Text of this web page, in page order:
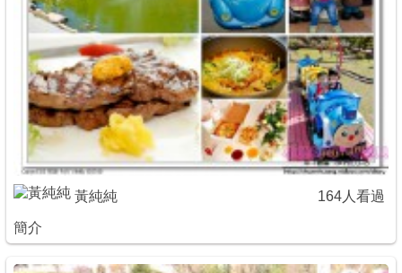
黃純純 164人看過
簡介